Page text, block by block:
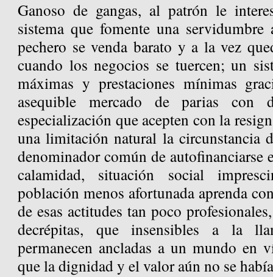
Ganoso de gangas, al patrón le
sistema que fomente una
pechero se venda barato y a la vez
cuando los negocios se tuercen; un
máximas y prestaciones mínimas
asequible mercado de parias con
especialización que acepten con la
una limitación natural la circunstancia
denominador común de autofinanciarse
calamidad, situación social
población menos afortunada aprenda
de esas actitudes tan poco
decrépitas, que insensibles a la
permanecen ancladas a un mundo en
que la dignidad y el valor aún no se